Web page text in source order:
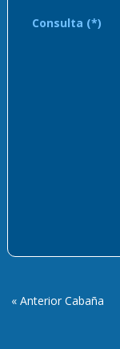
Consulta (*)
« Anterior Cabaña